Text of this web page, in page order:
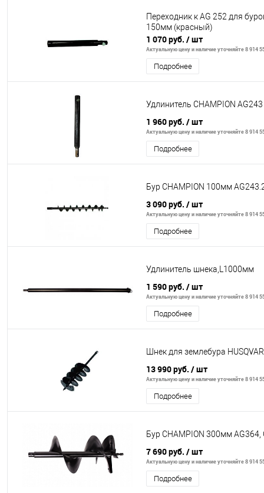
Переходник к AG 252 для
150мм (красный)
1 070 руб. / шт
Актуальную цену и наличие уточняйте 8 914
Подробнее
Удлинитель CHAMPION
1 960 руб. / шт
Актуальную цену и наличие уточняйте 8 914
Подробнее
Бур CHAMPION 100мм
3 090 руб. / шт
Актуальную цену и наличие уточняйте 8 914
Подробнее
Удлинитель шнека,L1000мм
1 590 руб. / шт
Актуальную цену и наличие уточняйте 8 914
Подробнее
Шнек для землебура
13 990 руб. / шт
Актуальную цену и наличие уточняйте 8 914
Подробнее
Бур CHAMPION 300мм AG364,
7 690 руб. / шт
Актуальную цену и наличие уточняйте 8 914
Подробнее